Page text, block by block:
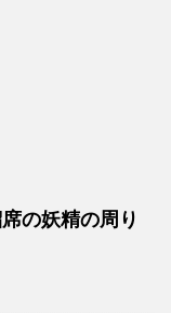
の妖精の周り